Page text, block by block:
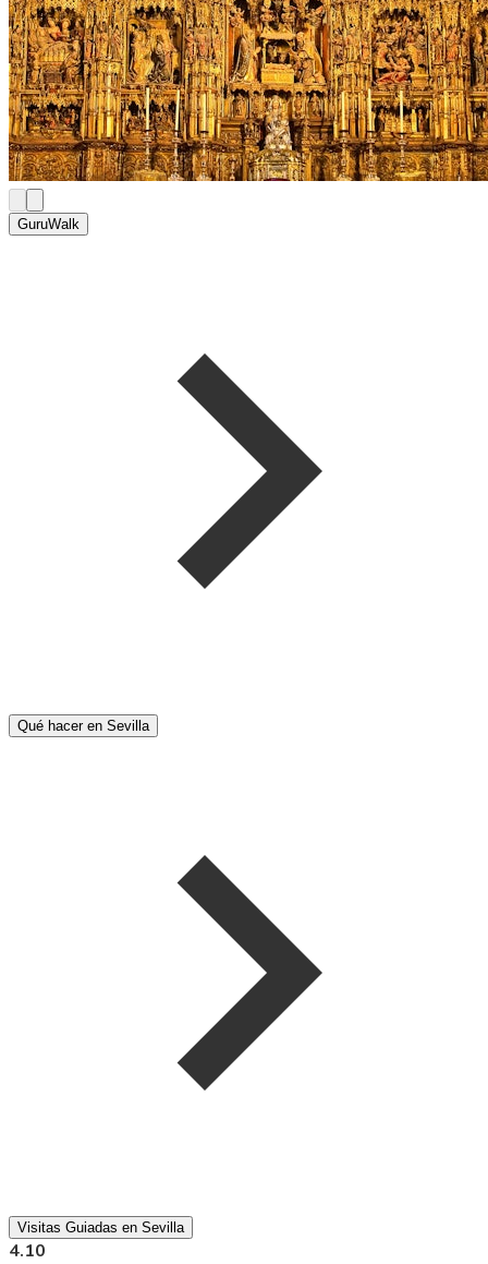
GuruWalk
Qué hacer en Sevilla
Visitas Guiadas en Sevilla
4.10